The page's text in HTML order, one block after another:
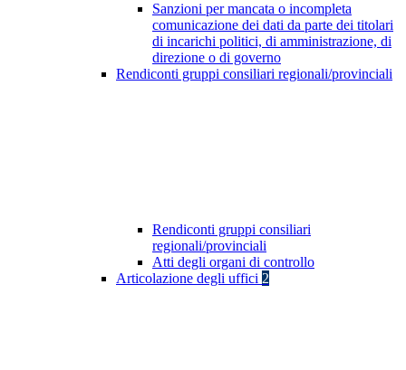
Sanzioni per mancata o incompleta
comunicazione dei dati da parte dei titolari
di incarichi politici, di amministrazione, di
direzione o di governo
Rendiconti gruppi consiliari regionali/provinciali
Rendiconti gruppi consiliari
regionali/provinciali
Atti degli organi di controllo
Articolazione degli uffici 2